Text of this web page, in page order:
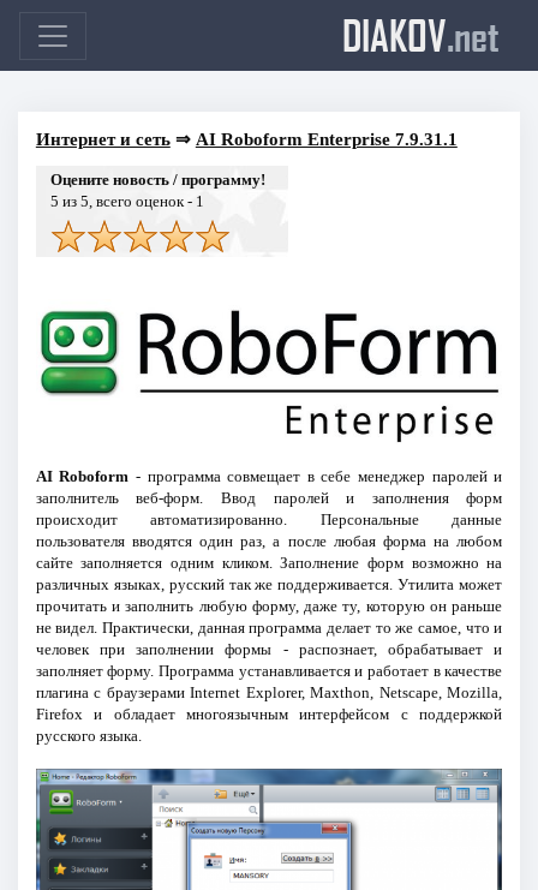
DIAKOV.net
Интернет и сеть⇒ AI Roboform Enterprise 7.9.31.1
Оцените новость / программу!
5 из 5, всего оценок - 1
AI Roboform - программа совмещает в себе менеджер паролей и
заполнитель веб-форм. Ввод паролей и заполнения форм
происходит автоматизированно. Персональные данные
пользователя вводятся один раз, а после любая форма на любом
сайте заполняется одним кликом. Заполнение форм возможно на
различных языках, русский так же поддерживается. Утилита может
прочитать и заполнить любую форму, даже ту, которую он раньше
не видел. Практически, данная программа делает то же самое, что и
человек при заполнении формы - распознает, обрабатывает и
заполняет форму. Программа устанавливается и работает в качестве
плагина с браузерами Internet Explorer, Maxthon, Netscape, Mozilla,
Firefox и обладает многоязычным интерфейсом с поддержкой
русского языка.